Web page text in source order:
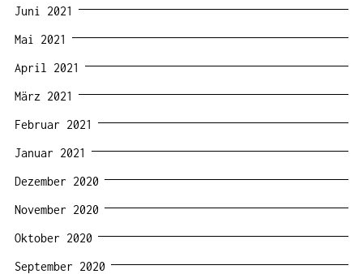
Juni 2021
Mai 2021
April 2021
März 2021
Februar 2021
Januar 2021
Dezember 2020
November 2020
Oktober 2020
September 2020